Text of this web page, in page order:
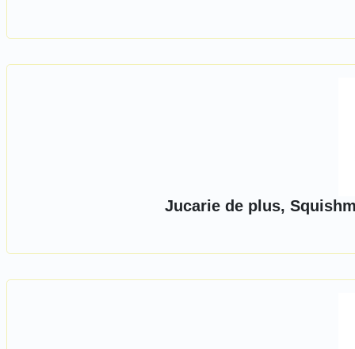
Jucarie de plus,